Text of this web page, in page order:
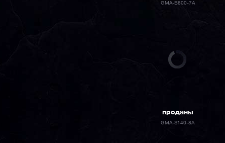
GMA-B800-7A
проданы
GMA-S140-8A